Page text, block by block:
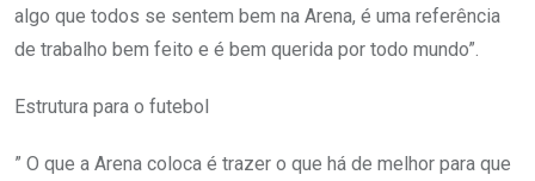
algo que todos se sentem bem na Arena, é uma referência
de trabalho bem feito e é bem querida por todo mundo”.
Estrutura para o futebol
” O que a Arena coloca é trazer o que há de melhor para que